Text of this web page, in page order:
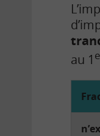
au 1